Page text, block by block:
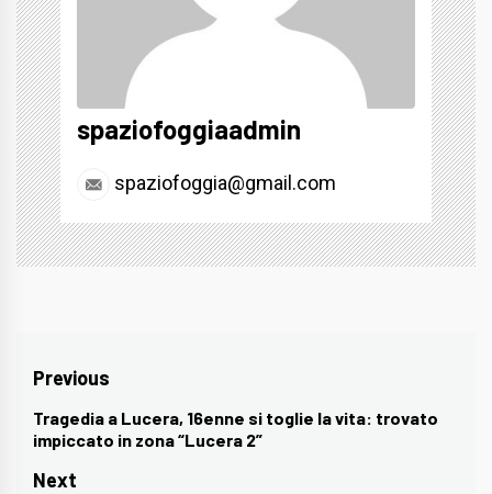
spaziofoggiaadmin
spaziofoggia@gmail.com
Navigazione
articoli
Previous
Previous
post:
Tragedia a Lucera, 16enne si toglie la vita: trovato
impiccato in zona “Lucera 2”
Next